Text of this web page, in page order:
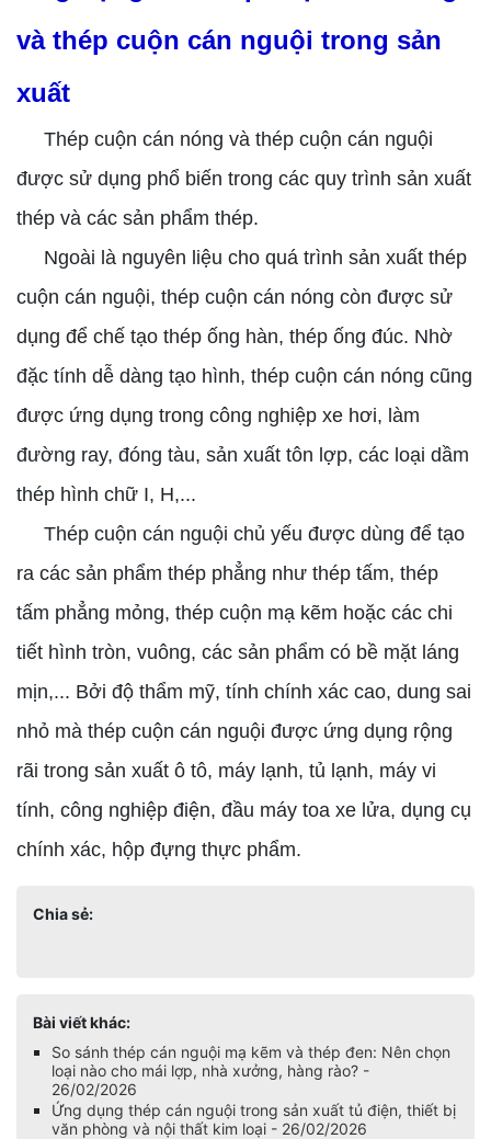
và thép cuộn cán nguội trong sản
xuất
Thép cuộn cán nóng và thép cuộn cán nguội
được sử dụng phổ biến trong các quy trình sản xuất
thép và các sản phẩm thép.
Ngoài là nguyên liệu cho quá trình sản xuất thép
cuộn cán nguội, thép cuộn cán nóng còn được sử
dụng để chế tạo thép ống hàn, thép ống đúc. Nhờ
đặc tính dễ dàng tạo hình, thép cuộn cán nóng cũng
được ứng dụng trong công nghiệp xe hơi, làm
đường ray, đóng tàu, sản xuất tôn lợp, các loại dầm
thép hình chữ I, H,...
Thép cuộn cán nguội chủ yếu được dùng để tạo
ra các sản phẩm thép phẳng như thép tấm, thép
tấm phẳng mỏng, thép cuộn mạ kẽm hoặc các chi
tiết hình tròn, vuông, các sản phẩm có bề mặt láng
mịn,... Bởi độ thẩm mỹ, tính chính xác cao, dung sai
nhỏ mà thép cuộn cán nguội được ứng dụng rộng
rãi trong sản xuất ô tô, máy lạnh, tủ lạnh, máy vi
tính, công nghiệp điện, đầu máy toa xe lửa, dụng cụ
chính xác, hộp đựng thực phẩm.
Chia sẻ:
Bài viết khác:
So sánh thép cán nguội mạ kẽm và thép đen: Nên chọn
loại nào cho mái lợp, nhà xưởng, hàng rào? -
26/02/2026
Ứng dụng thép cán nguội trong sản xuất tủ điện, thiết bị
văn phòng và nội thất kim loại - 26/02/2026